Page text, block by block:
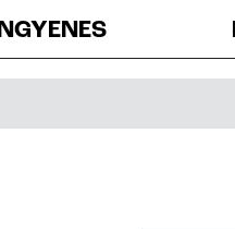
INGYENES